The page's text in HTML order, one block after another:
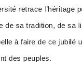
retrace l’héritage
de sa tradition, de
à faire de ce jubilé
des peuples.